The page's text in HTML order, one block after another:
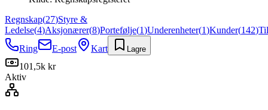
Regnskap(27)Styre &
Ledelse(4)Aksjonærer(8)Portefølje(1)Underenheter(1)Kunder(142)
Ring
E-post Kart Lagre
101,5k kr
Aktiv